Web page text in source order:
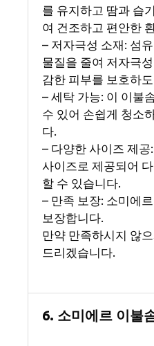
를 유지하고 땀과 습
여 건조하고 편안한
– 저자극성 소재: 섬
물질을 줄여 저자극
감한 피부를 보호하
– 세탁 가능: 이 이불
수 있어 손쉽게 청소
다.
– 다양한 사이즈 제공
사이즈로 제공되어
할 수 있습니다.
– 만족 보장: 소미에
보장합니다.
만약 만족하시지 않
드리겠습니다.
6. 소미에르 이불